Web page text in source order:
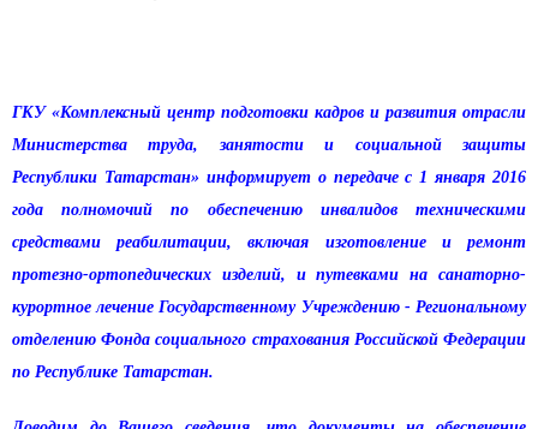
ГКУ «Комплексный центр подготовки кадров и развития отрасли
Министерства труда, занятости и социальной защиты
Республики Татарстан» информирует о передаче с 1 января 2016
года полномочий по обеспечению инвалидов техническими
средствами реабилитации, включая изготовление и ремонт
протезно-ортопедических изделий, и путевками на санаторно-
курортное лечение Государственному Учреждению - Региональному
отделению Фонда социального страхования Российской Федерации
по Республике Татарстан.